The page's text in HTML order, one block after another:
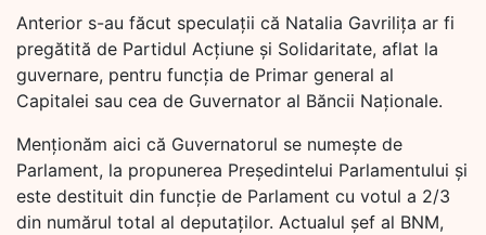
Anterior s-au făcut speculații că Natalia Gavrilița ar fi
pregătită de Partidul Acțiune și Solidaritate, aflat la
guvernare, pentru funcția de Primar general al
Capitalei sau cea de Guvernator al Băncii Naționale.
Menționăm aici că Guvernatorul se numeşte de
Parlament, la propunerea Preşedintelui Parlamentului și
este destituit din funcţie de Parlament cu votul a 2/3
din numărul total al deputaţilor. Actualul șef al BNM,